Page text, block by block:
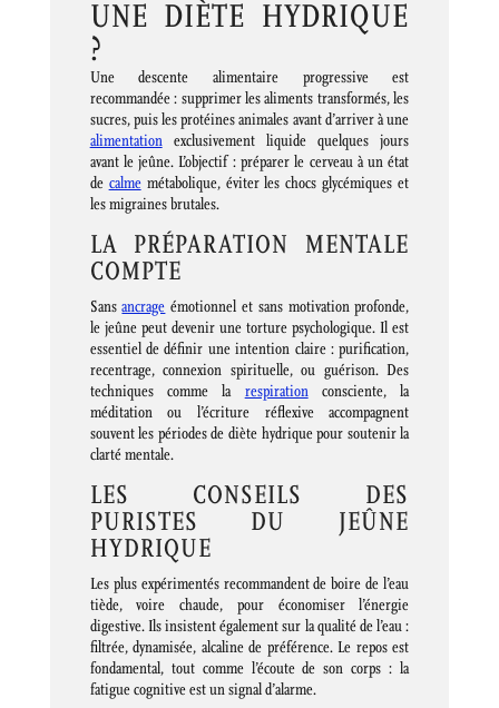
UNE DIÈTE HYDRIQUE
?
Une descente alimentaire progressive est
recommandée : supprimer les aliments transformés, les
sucres, puis les protéines animales avant d’arriver à une
alimentationexclusivement liquide quelques jours
avant le jeûne. L’objectif : préparer le cerveau à un état
de calmemétabolique, éviter les chocs glycémiques et
les migraines brutales.
LA PRÉPARATION MENTALE
COMPTE
Sansancrage émotionnel et sans motivation profonde,
le jeûne peut devenir une torture psychologique. Il est
essentiel de définir une intention claire : purification,
recentrage, connexion spirituelle, ou guérison. Des
techniques comme la respirationconsciente, la
méditation ou l’écriture réflexive accompagnent
souvent les périodes de diète hydrique pour soutenir la
clarté mentale.
LES CONSEILS DES
PURISTES DU JEÛNE
HYDRIQUE
Les plus expérimentés recommandent de boire de l’eau
tiède, voire chaude, pour économiser l’énergie
digestive. Ils insistent également sur la qualité de l’eau :
filtrée, dynamisée, alcaline de préférence. Le repos est
fondamental, tout comme l’écoute de son corps : la
fatigue cognitive est un signal d’alarme.